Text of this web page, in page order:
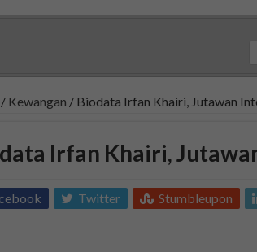
/ Kewangan / Biodata Irfan Khairi, Jutawan
Irfan Khairi,
Twitter Stumbleupon